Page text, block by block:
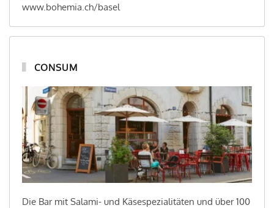
www.bohemia.ch/basel
CONSUM
Die Bar mit Salami- und Käsespezialitäten und über 100